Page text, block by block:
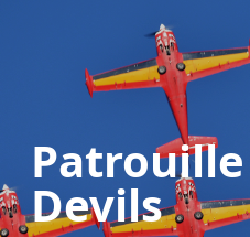
Patrouille
Devils